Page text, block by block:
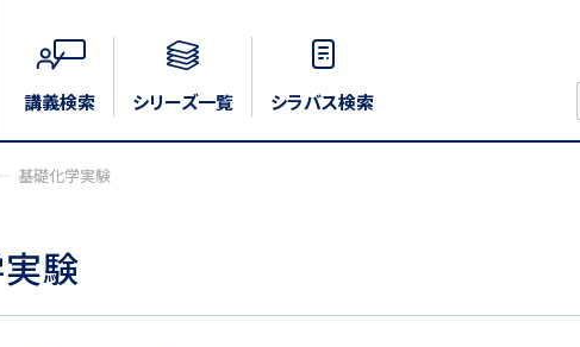
講義検索 シリーズ一覧 シラバス検索
基礎化学実験
験